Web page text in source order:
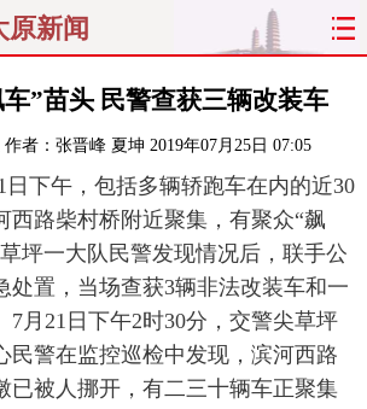
原新闻
聚焦 太原 山西
关注 文明 出行
曝光 综合 专题
理财 政务 教育
晋月读 最太原 网罗民生
原晚报 热评 社区
”苗头 民警查获三辆改装车
作者：张晋峰 夏坤 2019年07月25日 07:05
下午，包括多辆轿跑车在内的近30
西路柴村桥附近聚集，有聚众“飙
坪一大队民警发现情况后，联手公
处置，当场查获3辆非法改装车和一
7月21日下午2时30分，交警尖草坪
民警在监控巡检中发现，滨河西路
已被人挪开，有二三十辆车正聚集